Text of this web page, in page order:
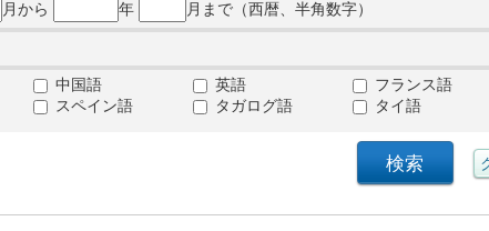
月から 年 月まで（西暦、半角数字）
中国語 英語 フランス語
スペイン語 タガログ語 タイ語